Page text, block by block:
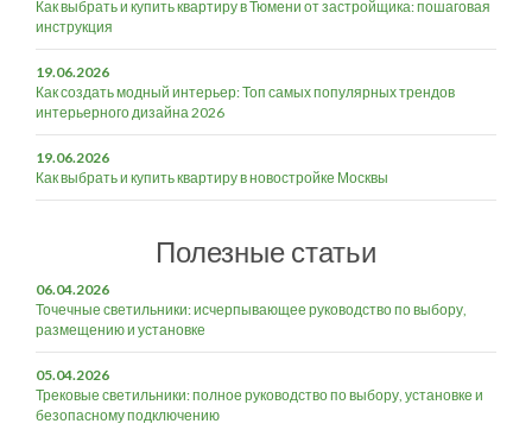
Как выбрать и купить квартиру в Тюмени от застройщика: пошаговая
инструкция
19.06.2026
Как создать модный интерьер: Топ самых популярных трендов
интерьерного дизайна 2026
19.06.2026
Как выбрать и купить квартиру в новостройке Москвы
Полезные статьи
06.04.2026
Точечные светильники: исчерпывающее руководство по выбору,
размещению и установке
05.04.2026
Трековые светильники: полное руководство по выбору, установке и
безопасному подключению